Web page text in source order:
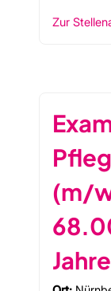
Zur
(m/